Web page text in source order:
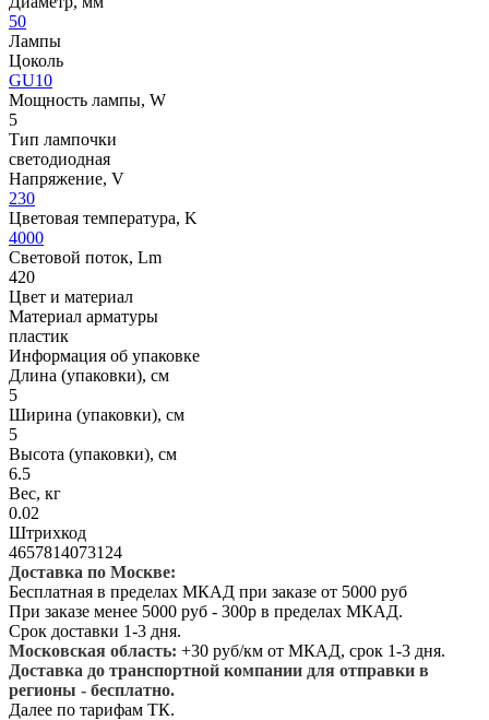
50
Лампы
Цоколь
GU10
Мощность лампы, W
5
Тип лампочки
светодиодная
Напряжение, V
230
Цветовая температура, K
4000
Световой поток, Lm
420
Цвет и материал
Материал арматуры
пластик
Информация об упаковке
Длина (упаковки), см
5
Ширина (упаковки), см
5
Высота (упаковки), см
6.5
Вес, кг
0.02
Штрихкод
4657814073124
Доставка по Москве:
Бесплатная в пределах МКАД при заказе от 5000 руб
При заказе менее 5000 руб - 300р в пределах МКАД.
Срок доставки 1-3 дня.
Московская область: +30 руб/км от МКАД, срок 1-3 дня.
Доставка до транспортной компании для отправки в
регионы - бесплатно.
Далее по тарифам ТК.